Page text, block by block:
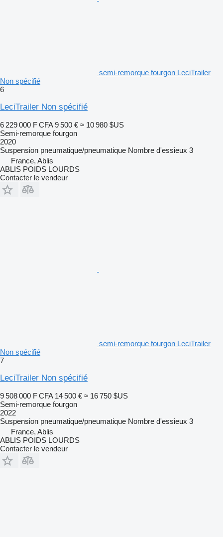
semi-remorque fourgon LeciTrailer
Non spécifié
6
LeciTrailer Non spécifié
6 229 000 F CFA 9 500 € ≈ 10 980 $US
Semi-remorque fourgon
2020
Suspension pneumatique/pneumatique Nombre d'essieux 3
France, Ablis
ABLIS POIDS LOURDS
Contacter le vendeur
semi-remorque fourgon LeciTrailer
Non spécifié
7
LeciTrailer Non spécifié
9 508 000 F CFA 14 500 € ≈ 16 750 $US
Semi-remorque fourgon
2022
Suspension pneumatique/pneumatique Nombre d'essieux 3
France, Ablis
ABLIS POIDS LOURDS
Contacter le vendeur